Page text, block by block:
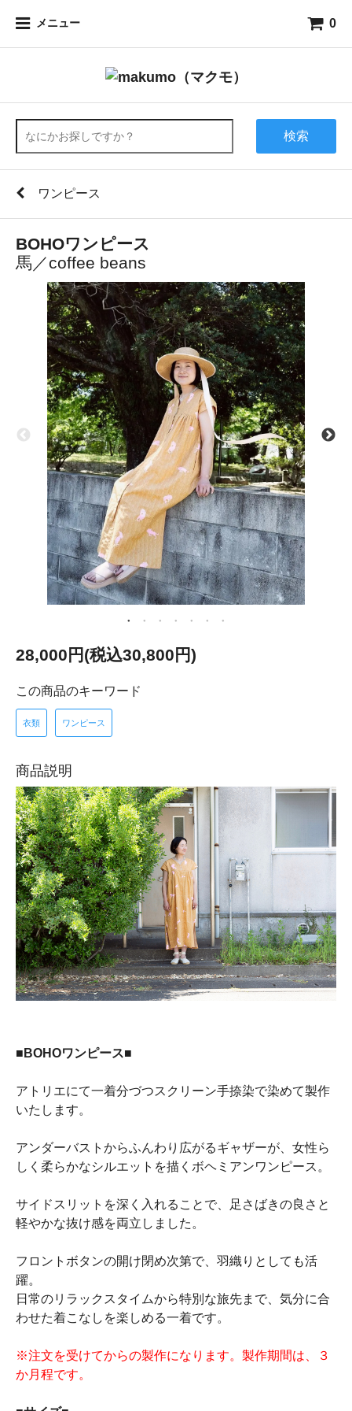
メニュー 0
検索
ワンピース
BOHOワンピース
馬／coffee beans
28,000円(税込30,800円)
この商品のキーワード
衣類 ワンピース
商品説明
■BOHOワンピース■
アトリエにて一着分づつスクリーン手捺染で染めて製作
いたします。
アンダーバストからふんわり広がるギャザーが、女性ら
しく柔らかなシルエットを描くボヘミアンワンピース。
サイドスリットを深く入れることで、足さばきの良さと
軽やかな抜け感を両立しました。
フロントボタンの開け閉め次第で、羽織りとしても活
躍。
日常のリラックスタイムから特別な旅先まで、気分に合
わせた着こなしを楽しめる一着です。
※注文を受けてからの製作になります。製作期間は、３
か月程です。